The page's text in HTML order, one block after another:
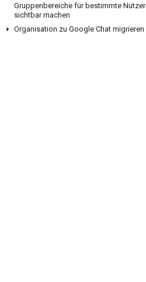
Gruppenbereiche für bestimmte Nutzer
sichtbar machen
Organisation zu Google Chat migrieren